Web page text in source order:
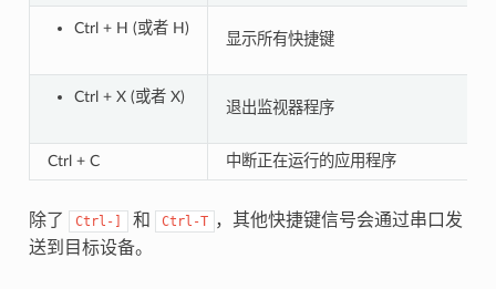
Ctrl + H (或者 H)
显示所有快捷键
Ctrl + X (或者 X)
退出监视器程序
Ctrl + C 中断正在运行的应用程序
除了 Ctrl-] 和 Ctrl-T ，其他快捷键信号会通过串口发
送到目标设备。